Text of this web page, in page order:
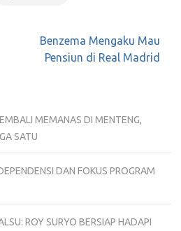
Benzema Mengaku Mau
Pensiun di Real Madrid
MEMANAS DI MENTENG,
SATU
DAN FOKUS PROGRAM
ROY SURYO BERSIAP HADAPI